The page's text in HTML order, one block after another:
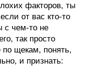
факторов, ты
от вас кто-то
с чем-то не
так просто
по щекам, понять,
и признать: